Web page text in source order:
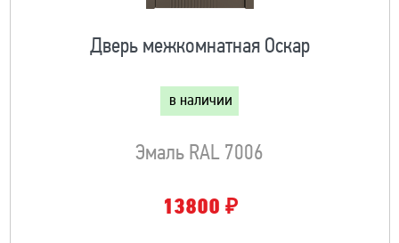
Дверь межкомнатная Оскар
в наличии
Эмаль RAL 7006
13800 ₽